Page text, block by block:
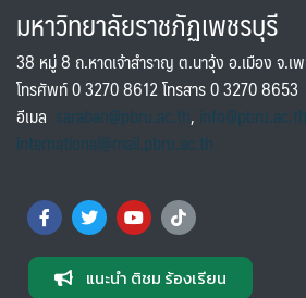
มหาวิทยาลัยราชภัฏเพชรบุรี
38 หมู่ 8 ถ.หาดเจ้าสำราญ ต.นาวุ้ง อ.เมือง จ.เ
โทรศัพท์ 0 3270 8612 โทรสาร 0 3270 8653
อีเมล saraban@pbru.ac.th, info@pbru.ac.th
international@mail.pbru.ac.th
แนะนำ ติชม ร้องเรียน